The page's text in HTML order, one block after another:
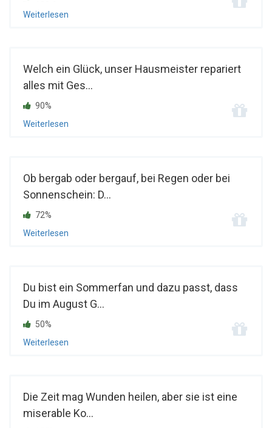
Weiterlesen
Welch ein Glück, unser Hausmeister repariert
alles mit Ges...
90%
Weiterlesen
Ob bergab oder bergauf, bei Regen oder bei
Sonnenschein: D...
72%
Weiterlesen
Du bist ein Sommerfan und dazu passt, dass
Du im August G...
50%
Weiterlesen
Die Zeit mag Wunden heilen, aber sie ist eine
miserable Ko...